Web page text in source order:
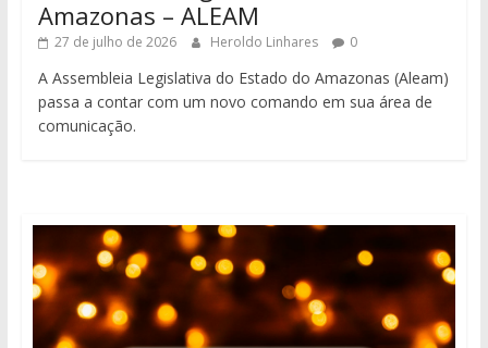
Amazonas – ALEAM
27 de julho de 2026 Heroldo Linhares 0
A Assembleia Legislativa do Estado do Amazonas (Aleam)
passa a contar com um novo comando em sua área de
comunicação.